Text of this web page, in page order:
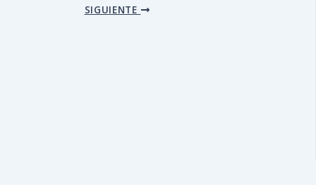
SIGUIENTE